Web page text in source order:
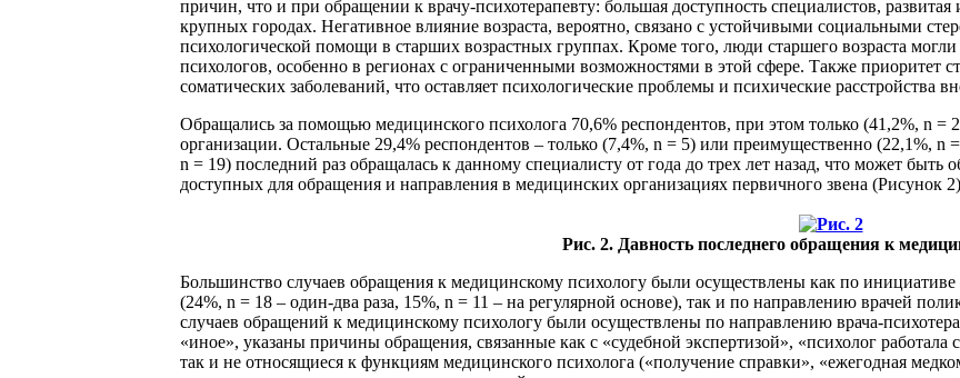
причин, что и при обращении к врачу-психотерапевту: большая доступность специалистов,
крупных городах. Негативное влияние возраста, вероятно, связано с устойчивыми социальными
психологической помощи в старших возрастных группах. Кроме того, люди старшего возраста
психологов, особенно в регионах с ограниченными возможностями в этой сфере. Также приоритет
соматических заболеваний, что оставляет психологические проблемы и психические расстройства
Обращались за помощью медицинского психолога 70,6% респондентов, при этом только (41,2%, n
организации. Остальные 29,4% респондентов – только (7,4%, n = 5) или преимущественно (22,1%, n
n = 19) последний раз обращалась к данному специалисту от года до трех лет назад, что может
доступных для обращения и направления в медицинских организациях первичного звена (Рисунок
Рис. 2. Давность последнего обращения к
Большинство случаев обращения к медицинскому психологу были осуществлены как по
(24%, n = 18 – один-два раза, 15%, n = 11 – на регулярной основе), так и по направлению врачей
случаев обращений к медицинскому психологу были осуществлены по направлению врача-
«иное», указаны причины обращения, связанные как с «судебной экспертизой», «психолог
так и не относящиеся к функциям медицинского психолога («получение справки», «ежегодная